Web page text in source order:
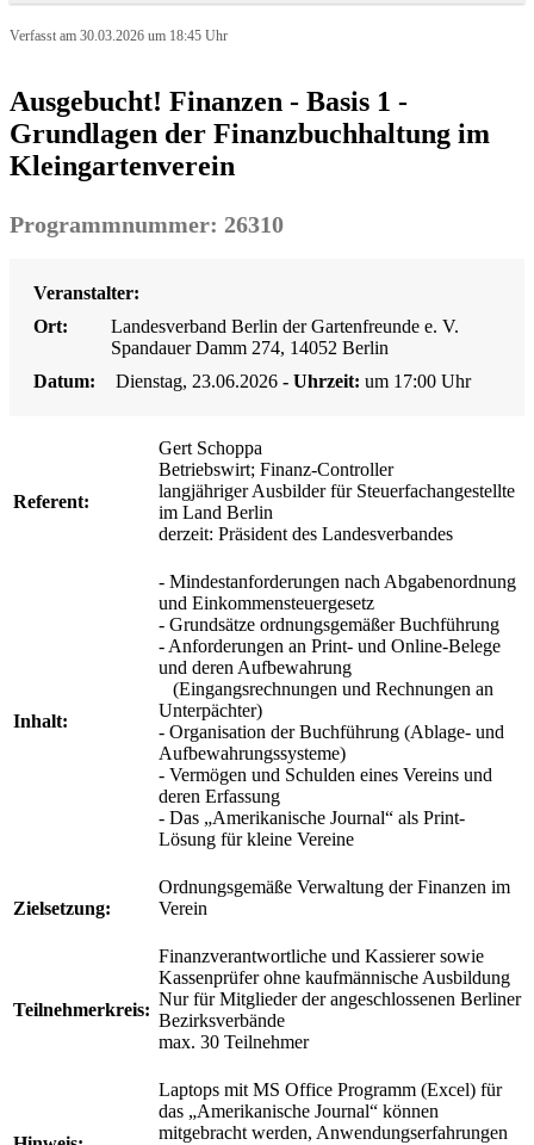
Verfasst am 30.03.2026 um 18:45 Uhr
Ausgebucht! Finanzen - Basis 1 -
Grundlagen der Finanzbuchhaltung im
Kleingartenverein
Programmnummer: 26310
Veranstalter:
Ort:
Landesverband Berlin der Gartenfreunde e. V.
Spandauer Damm 274, 14052 Berlin
Datum:
Dienstag, 23.06.2026 - Uhrzeit: um 17:00 Uhr
Referent:
Gert Schoppa
Betriebswirt; Finanz-Controller
langjähriger Ausbilder für Steuerfachangestellte
im Land Berlin
derzeit: Präsident des Landesverbandes
Inhalt:
- Mindestanforderungen nach Abgabenordnung
und Einkommensteuergesetz
- Grundsätze ordnungsgemäßer Buchführung
- Anforderungen an Print- und Online-Belege
und deren Aufbewahrung
(Eingangsrechnungen und Rechnungen an
Unterpächter)
- Organisation der Buchführung (Ablage- und
Aufbewahrungssysteme)
- Vermögen und Schulden eines Vereins und
deren Erfassung
- Das „Amerikanische Journal“ als Print-
Lösung für kleine Vereine
Zielsetzung:
Ordnungsgemäße Verwaltung der Finanzen im
Verein
Teilnehmerkreis:
Finanzverantwortliche und Kassierer sowie
Kassenprüfer ohne kaufmännische Ausbildung
Nur für Mitglieder der angeschlossenen Berliner
Bezirksverbände
max. 30 Teilnehmer
Laptops mit MS Office Programm (Excel) für
das „Amerikanische Journal“ können
mitgebracht werden, Anwendungserfahrungen